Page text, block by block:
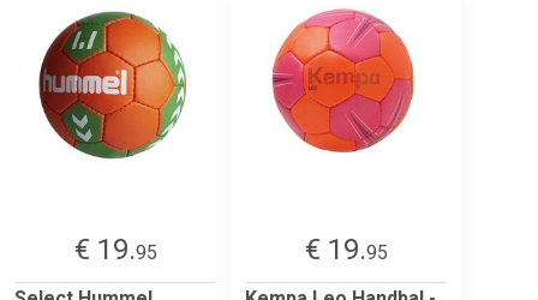
€ 19.95
€ 19.95